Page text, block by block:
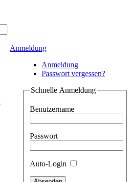
Anmeldung
Anmeldung
Passwort vergessen?
Schnelle Anmeldung
Benutzername
Passwort
Auto-Login